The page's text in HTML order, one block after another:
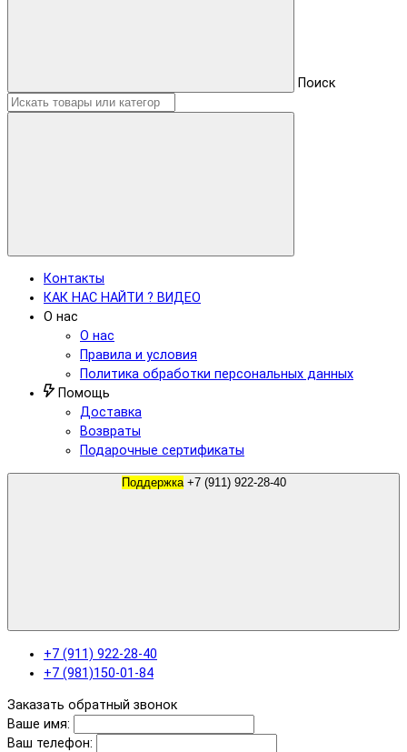
Поиск
Контакты
КАК НАС НАЙТИ ? ВИДЕО
О нас
О нас
Правила и условия
Политика обработки персональных данных
Помощь
Доставка
Возвраты
Подарочные сертификаты
Поддержка +7 (911) 922-28-40
+7 (911) 922-28-40
+7 (981)150-01-84
Заказать обратный звонок
Ваше имя:
Ваш телефон: